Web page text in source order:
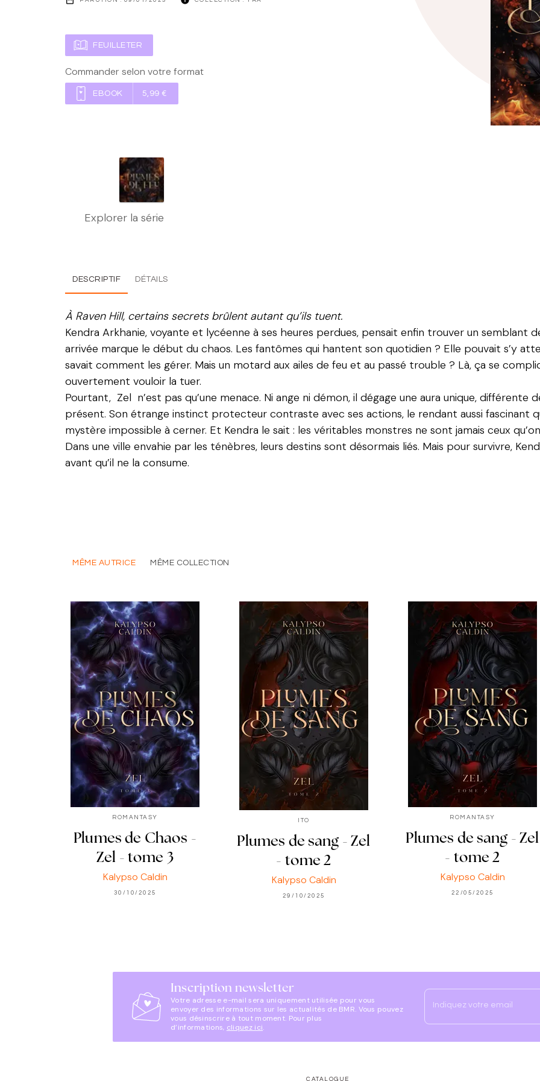
FEUILLETER
Commander selon votre format
EBOOK 5,99 €
Explorer la série
DESCRIPTIF DÉTAILS
À Raven Hill, certains secrets brûlent autant qu’ils tuent.
Kendra Arkhanie, voyante et lycéenne à ses heures perdues, pensait enfin trouver un semblant
arrivée marque le début du chaos. Les fantômes qui hantent son quotidien ? Elle pouvait s’y
savait comment les gérer. Mais un motard aux ailes de feu et au passé trouble ? Là, ça se
ouvertement vouloir la tuer.
Pourtant, Zel n’est pas qu’une menace. Ni ange ni démon, il dégage une aura unique, différente
présent. Son étrange instinct protecteur contraste avec ses actions, le rendant aussi fascinant
mystère impossible à cerner. Et Kendra le sait : les véritables monstres ne sont jamais ceux
Dans une ville envahie par les ténèbres, leurs destins sont désormais liés. Mais pour survivre,
avant qu’il ne la consume.
MÊME AUTRICE MÊME COLLECTION
ROMANTASY
Plumes de Chaos -
Zel - tome 3
Kalypso Caldin
30/10/2025
ITO
Plumes de sang - Zel
- tome 2
Kalypso Caldin
29/10/2025
ROMANTASY
Plumes de sang - Zel
- tome 2
Kalypso Caldin
22/05/2025
Inscription newsletter
Votre adresse e-mail sera uniquement utilisée pour vous
envoyer des informations sur les actualités de BMR. Vous pouvez
vous désinscrire à tout moment. Pour plus
d’informations, cliquez ici.
Indiquez votre email
CATALOGUE